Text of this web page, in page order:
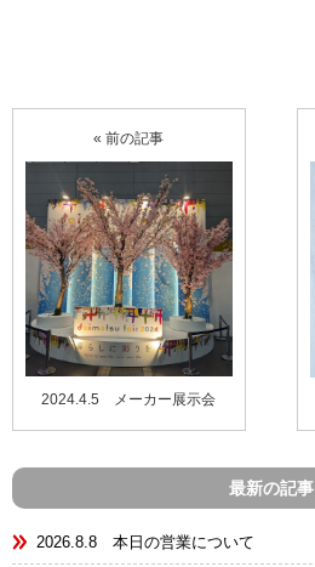
« 前の記事
2024.4.5 メーカー展示会
最新の記事
2026.8.8 本日の営業について